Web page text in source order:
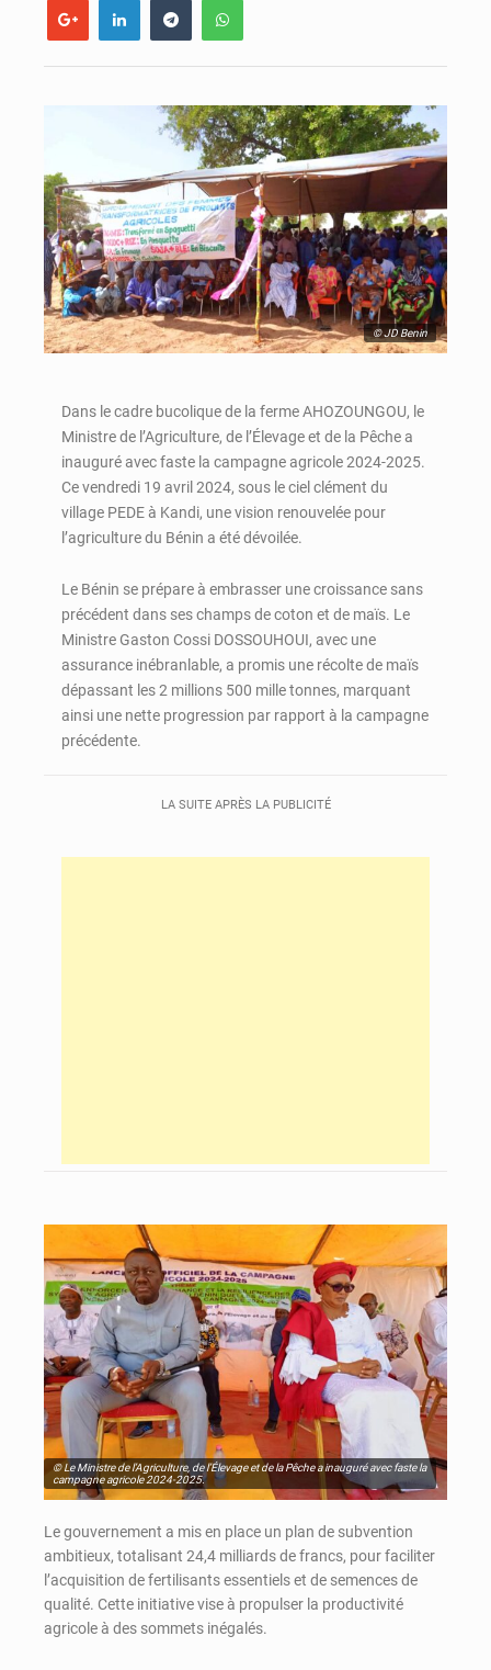
© JD Benin
Dans le cadre bucolique de la ferme AHOZOUNGOU, le
Ministre de l’Agriculture, de l’Élevage et de la Pêche a
inauguré avec faste la campagne agricole 2024-2025.
Ce vendredi 19 avril 2024, sous le ciel clément du
village PEDE à Kandi, une vision renouvelée pour
l’agriculture du Bénin a été dévoilée.
Le Bénin se prépare à embrasser une croissance sans
précédent dans ses champs de coton et de maïs. Le
Ministre Gaston Cossi DOSSOUHOUI, avec une
assurance inébranlable, a promis une récolte de maïs
dépassant les 2 millions 500 mille tonnes, marquant
ainsi une nette progression par rapport à la campagne
précédente.
LA SUITE APRÈS LA PUBLICITÉ
© Le Ministre de l’Agriculture, de l’Élevage et de la Pêche a inauguré avec faste la
campagne agricole 2024-2025.
Le gouvernement a mis en place un plan de subvention
ambitieux, totalisant 24,4 milliards de francs, pour faciliter
l’acquisition de fertilisants essentiels et de semences de
qualité. Cette initiative vise à propulser la productivité
agricole à des sommets inégalés.